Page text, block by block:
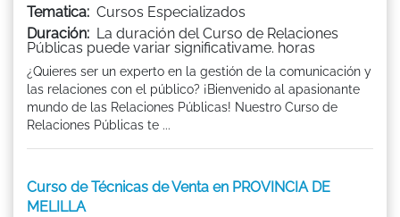
Tematica: Cursos Especializados
Duración: La duración del Curso de Relaciones
Públicas puede variar significativame. horas
¿Quieres ser un experto en la gestión de la comunicación y
las relaciones con el público? ¡Bienvenido al apasionante
mundo de las Relaciones Públicas! Nuestro Curso de
Relaciones Públicas te ...
Curso de Técnicas de Venta en PROVINCIA DE
MELILLA